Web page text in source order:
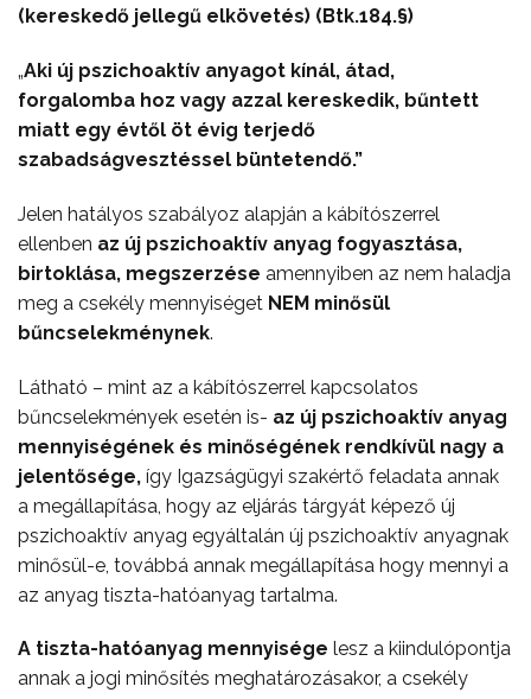
(kereskedő jellegű elkövetés) (Btk.184.§)
„Aki új pszichoaktív anyagot kínál, átad,
forgalomba hoz vagy azzal kereskedik, bűntett
miatt egy évtől öt évig terjedő
szabadságvesztéssel büntetendő.”
Jelen hatályos szabályoz alapján a kábítószerrel
ellenben az új pszichoaktív anyag fogyasztása,
birtoklása, megszerzése amennyiben az nem haladja
meg a csekély mennyiséget NEM minősül
bűncselekménynek.
Látható – mint az a kábítószerrel kapcsolatos
bűncselekmények esetén is- az új pszichoaktív anyag
mennyiségének és minőségének rendkívül nagy a
jelentősége, így Igazságügyi szakértő feladata annak
a megállapítása, hogy az eljárás tárgyát képező új
pszichoaktív anyag egyáltalán új pszichoaktív anyagnak
minősül-e, továbbá annak megállapítása hogy mennyi a
az anyag tiszta-hatóanyag tartalma.
A tiszta-hatóanyag mennyisége lesz a kiindulópontja
annak a jogi minősítés meghatározásakor, a csekély